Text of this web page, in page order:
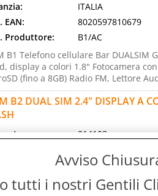
ITALIA
EAN:
8020597810679
Produttore:
B1/AC
B1 Telefono cellulare Bar DUALSIM
display a colori 1.8" Fotocamera
(fino a 8GB) Radio FM, Lettore
B2 DUAL SIM 2.4" DISPLAY A
art.:
214103
2.4"
ITALIA
Avviso
tutti i nostri Gentili